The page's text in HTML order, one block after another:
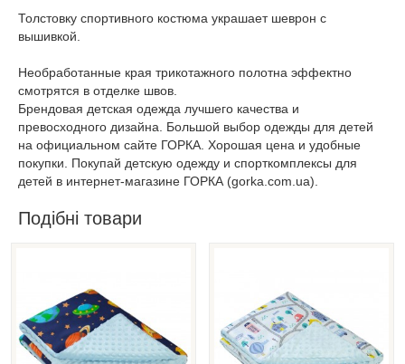
Толстовку спортивного костюма украшает шеврон с
вышивкой.
Необработанные края трикотажного полотна эффектно
смотрятся в отделке швов.
Брендовая детская одежда лучшего качества и
превосходного дизайна. Большой выбор одежды для детей
на официальном сайте ГОРКА. Хорошая цена и удобные
покупки. Покупай детскую одежду и спорткомплексы для
детей в интернет-магазине ГОРКА (gorka.com.ua).
Подібні товари